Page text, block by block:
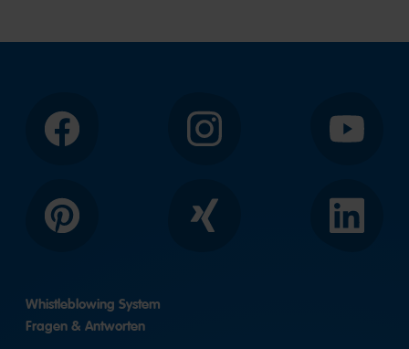
Facebook Instagram YouTube
Pinterest Xing LinkedIn
Whistleblowing System
Fragen & Antworten